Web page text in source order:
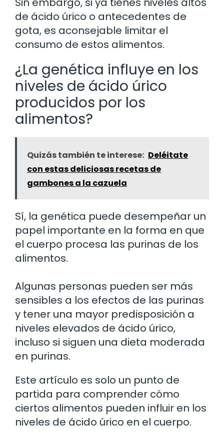
de ácido úrico o antecedentes de
gota, es aconsejable limitar el
consumo de estos alimentos.
¿La genética influye en los
niveles de ácido úrico
producidos por los
alimentos?
Quizás también te interese: Deléitate
con estas deliciosas recetas de
gambones a la cazuela
Sí, la genética puede desempeñar un
papel importante en la forma en que
el cuerpo procesa las purinas de los
alimentos.
Algunas personas pueden ser más
sensibles a los efectos de las purinas
y tener una mayor predisposición a
niveles elevados de ácido úrico,
incluso si siguen una dieta moderada
en purinas.
Este artículo es solo un punto de
partida para comprender cómo
ciertos alimentos pueden influir en los
niveles de ácido úrico en el cuerpo.